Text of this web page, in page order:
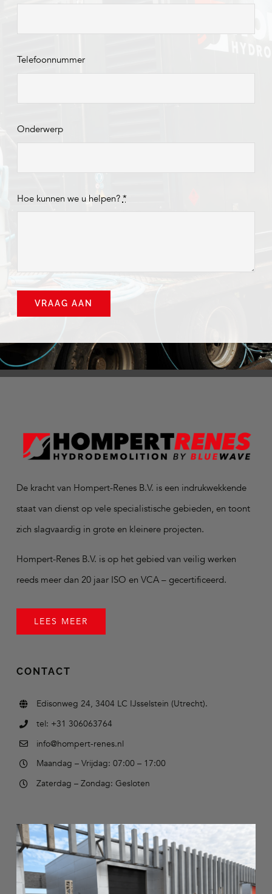
Telefoonnummer
Onderwerp
Hoe kunnen we u helpen? *
VRAAG AAN
De kracht van Hompert-Renes B.V. is een indrukwekkende
staat van dienst op vele specialistische gebieden, en toont
zich slagvaardig in grote en kleinere projecten.
Hompert-Renes B.V. is op het gebied van veilig werken
reeds meer dan 20 jaar ISO en VCA – gecertificeerd.
LEES MEER
CONTACT
Edisonweg 24, 3404 LC IJsselstein (Utrecht).
tel: +31 306063764
info@hompert-renes.nl
Maandag – Vrijdag: 07:00 – 17:00
Zaterdag – Zondag: Gesloten